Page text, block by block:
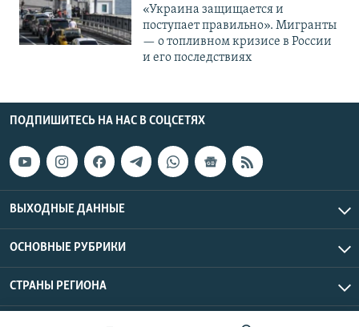
«Украина защищается и
поступает правильно». Мигранты
— о топливном кризисе в России
и его последствиях
ПОДПИШИТЕСЬ НА НАС В СОЦСЕТЯХ
ВЫХОДНЫЕ ДАННЫЕ
ОСНОВНЫЕ РУБРИКИ
СТРАНЫ РЕГИОНА